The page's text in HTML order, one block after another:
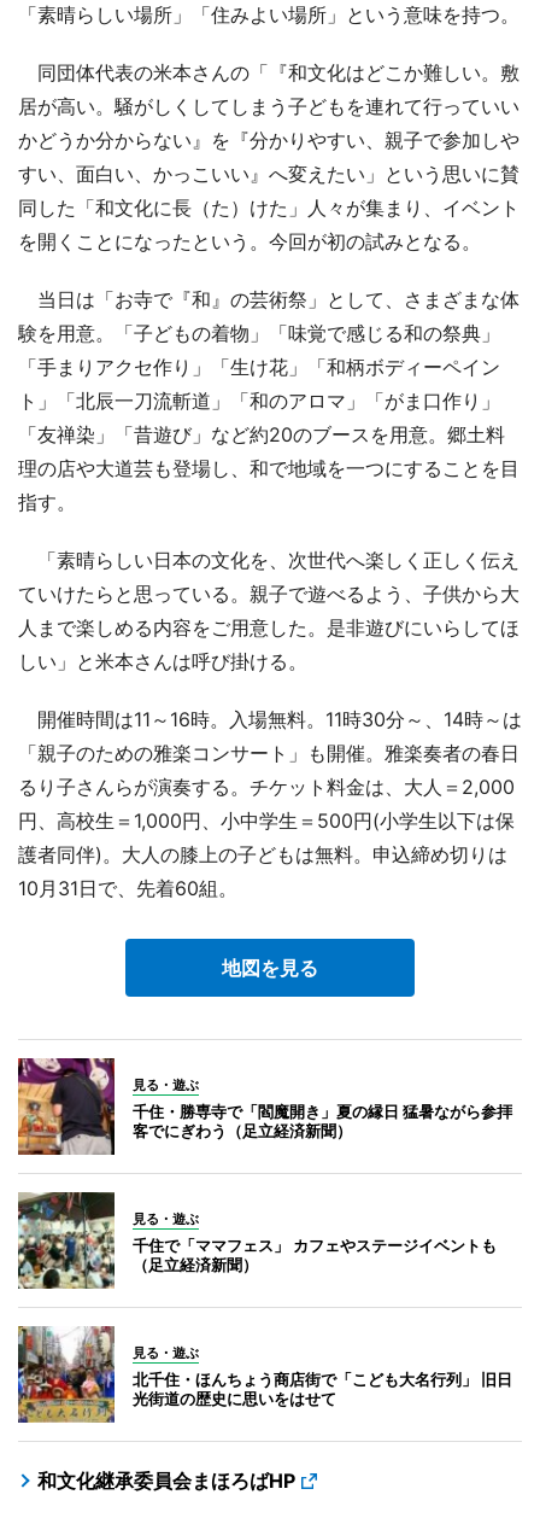
「素晴らしい場所」「住みよい場所」という意味を持つ。
同団体代表の米本さんの「『和文化はどこか難しい。敷
居が高い。騒がしくしてしまう子どもを連れて行っていい
かどうか分からない』を『分かりやすい、親子で参加しや
すい、面白い、かっこいい』へ変えたい」という思いに賛
同した「和文化に長（た）けた」人々が集まり、イベント
を開くことになったという。今回が初の試みとなる。
当日は「お寺で『和』の芸術祭」として、さまざまな体
験を用意。「子どもの着物」「味覚で感じる和の祭典」
「手まりアクセ作り」「生け花」「和柄ボディーペイン
ト」「北辰一刀流斬道」「和のアロマ」「がま口作り」
「友禅染」「昔遊び」など約20のブースを用意。郷土料
理の店や大道芸も登場し、和で地域を一つにすることを目
指す。
「素晴らしい日本の文化を、次世代へ楽しく正しく伝え
ていけたらと思っている。親子で遊べるよう、子供から大
人まで楽しめる内容をご用意した。是非遊びにいらしてほ
しい」と米本さんは呼び掛ける。
開催時間は11～16時。入場無料。11時30分～、14時～は
「親子のための雅楽コンサート」も開催。雅楽奏者の春日
るり子さんらが演奏する。チケット料金は、大人＝2,000
円、高校生＝1,000円、小中学生＝500円(小学生以下は保
護者同伴)。大人の膝上の子どもは無料。申込締め切りは
10月31日で、先着60組。
地図を見る
見る・遊ぶ
千住・勝専寺で「閻魔開き」夏の縁日 猛暑ながら参拝
客でにぎわう（足立経済新聞）
見る・遊ぶ
千住で「ママフェス」 カフェやステージイベントも
（足立経済新聞）
見る・遊ぶ
北千住・ほんちょう商店街で「こども大名行列」 旧日
光街道の歴史に思いをはせて
和文化継承委員会まほろばHP